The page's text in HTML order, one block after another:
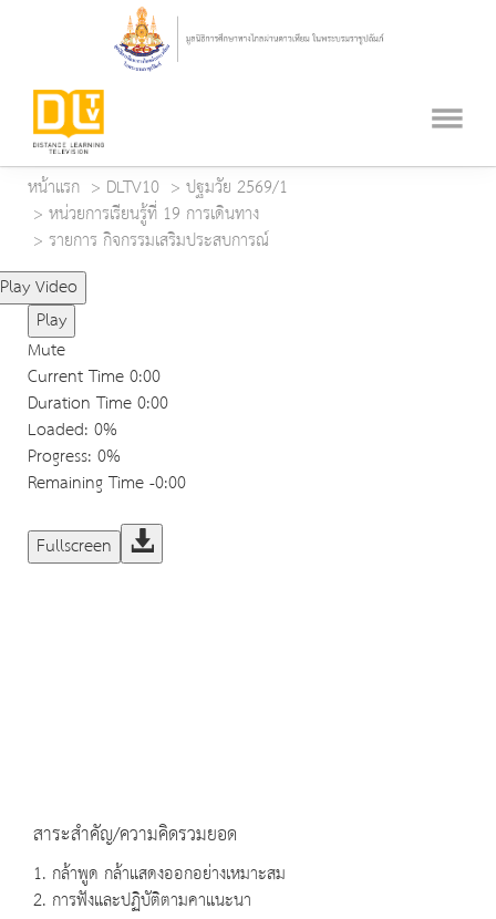
หน้าแรก DLTV10
ปฐมวัย 2569/1
หน่วยการเรียนรู้ที่ 19 การเดินทาง
รายการ กิจกรรมเสริมประสบการณ์
Play Video
Play
Mute
Current Time0:00
Duration Time0:00
Loaded: 0%
Progress: 0%
Remaining Time-0:00
Fullscreen
สาระสำคัญ/ความคิดรวมยอด
1. กล้าพูด กล้าแสดงออกอย่างเหมาะสม
2. การฟังและปฏิบัติตามคาแนะนา